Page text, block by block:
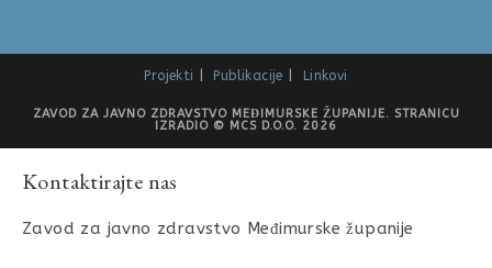
Projekti Publikacije Linkovi
ZAVOD ZA JAVNO ZDRAVSTVO MEĐIMURSKE ŽUPANIJE. STRANICU
IZRADIO © MCS D.O.O. 2026
Kontaktirajte nas
Zavod za javno zdravstvo Međimurske županije